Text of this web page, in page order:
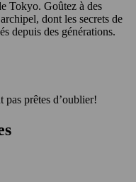
Tokyo. Goûtez à des
dont les secrets de
depuis des générations.
pas prêtes d’oublier!